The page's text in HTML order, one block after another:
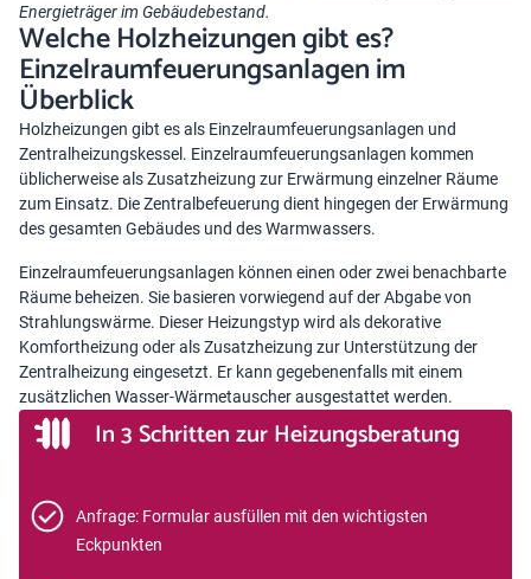
Energieträger im Gebäudebestand.
Welche Holzheizungen gibt es?
Einzelraumfeuerungsanlagen im
Überblick
Holzheizungen gibt es als Einzelraumfeuerungsanlagen und
Zentralheizungskessel. Einzelraumfeuerungsanlagen kommen
üblicherweise als Zusatzheizung zur Erwärmung einzelner Räume
zum Einsatz. Die Zentralbefeuerung dient hingegen der Erwärmung
des gesamten Gebäudes und des Warmwassers.
Einzelraumfeuerungsanlagen können einen oder zwei benachbarte
Räume beheizen. Sie basieren vorwiegend auf der Abgabe von
Strahlungswärme. Dieser Heizungstyp wird als dekorative
Komfortheizung oder als Zusatzheizung zur Unterstützung der
Zentralheizung eingesetzt. Er kann gegebenenfalls mit einem
zusätzlichen Wasser-Wärmetauscher ausgestattet werden.
In 3 Schritten zur Heizungsberatung
Anfrage: Formular ausfüllen mit den wichtigsten
Eckpunkten